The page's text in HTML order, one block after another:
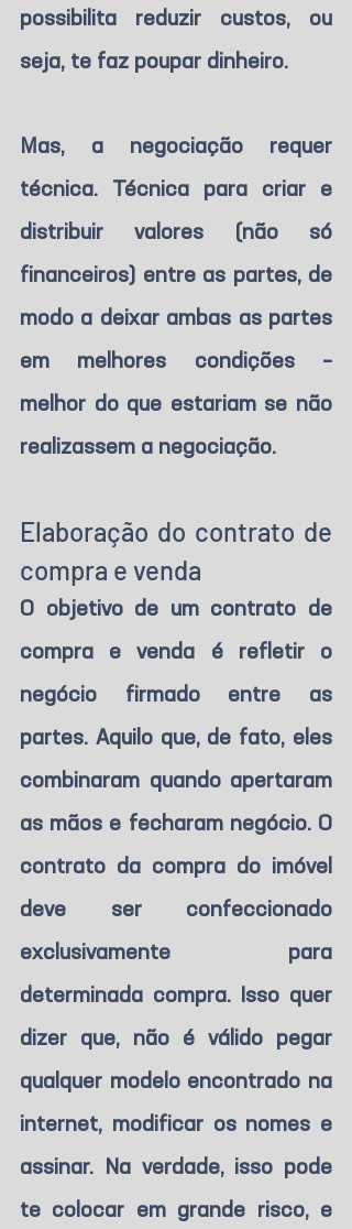
possibilita reduzir custos, ou
seja, te faz poupar dinheiro.
Mas, a negociação requer
técnica. Técnica para criar e
distribuir valores (não só
financeiros) entre as partes, de
modo a deixar ambas as partes
em melhores condições –
melhor do que estariam se não
realizassem a negociação.
Elaboração do contrato de
compra e venda
O objetivo de um contrato de
compra e venda é refletir o
negócio firmado entre as
partes. Aquilo que, de fato, eles
combinaram quando apertaram
as mãos e fecharam negócio. O
contrato da compra do imóvel
deve ser confeccionado
exclusivamente para
determinada compra. Isso quer
dizer que, não é válido pegar
qualquer modelo encontrado na
internet, modificar os nomes e
assinar. Na verdade, isso pode
te colocar em grande risco, e